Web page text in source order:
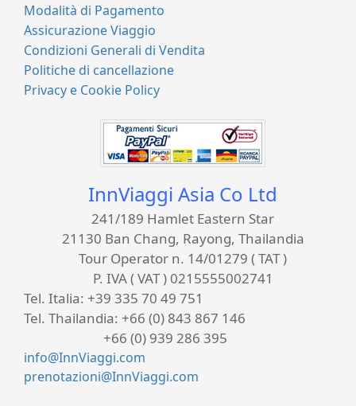
Modalità di Pagamento
Assicurazione Viaggio
Condizioni Generali di Vendita
Politiche di cancellazione
Privacy e Cookie Policy
InnViaggi Asia Co Ltd
241/189 Hamlet Eastern Star
21130 Ban Chang, Rayong, Thailandia
Tour Operator n. 14/01279 ( TAT )
P. IVA ( VAT ) 0215555002741
Tel. Italia: +39 335 70 49 751
Tel. Thailandia: +66 (0) 843 867 146
+66 (0) 939 286 395
info@InnViaggi.com
prenotazioni@InnViaggi.com